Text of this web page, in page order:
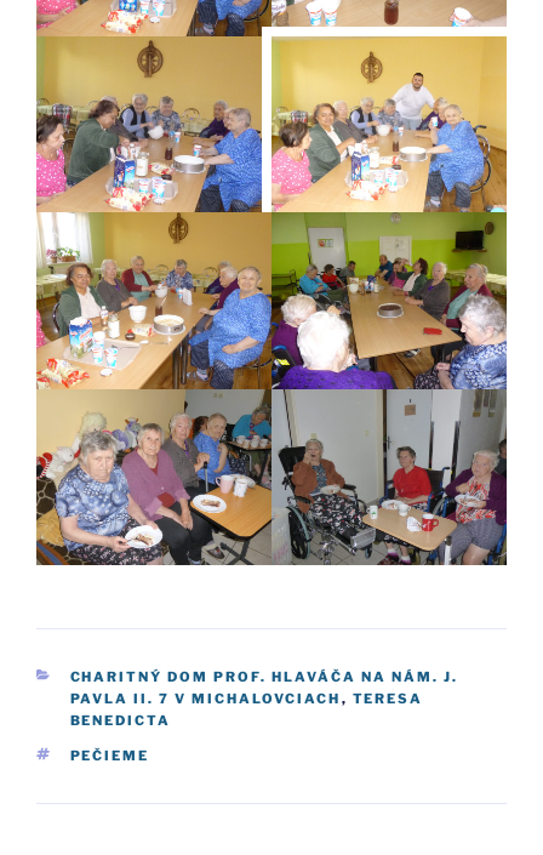
KATEGÓRIE
CHARITNÝ DOM PROF. HLAVÁČA NA NÁM. J.
PAVLA II. 7 V MICHALOVCIACH , TERESA
BENEDICTA
ZNAČKY
PEČIEME